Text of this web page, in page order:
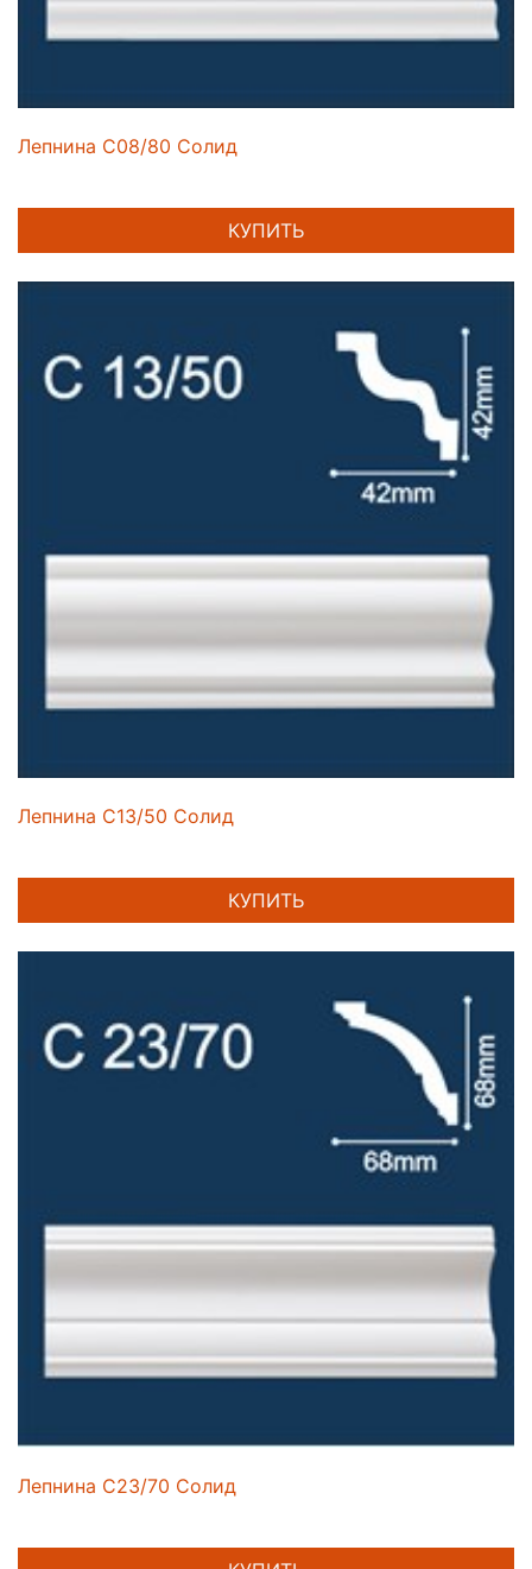
Лепнина C08/80 Солид
КУПИТЬ
Лепнина C13/50 Солид
КУПИТЬ
Лепнина C23/70 Солид